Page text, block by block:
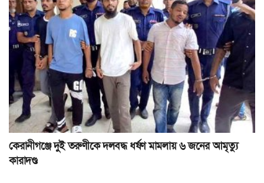
কেরানীগঞ্জে দুই তরুণীকে দলবদ্ধ ধর্ষণ মামলায় ৬ জনের আমৃত্যু
কারাদণ্ড